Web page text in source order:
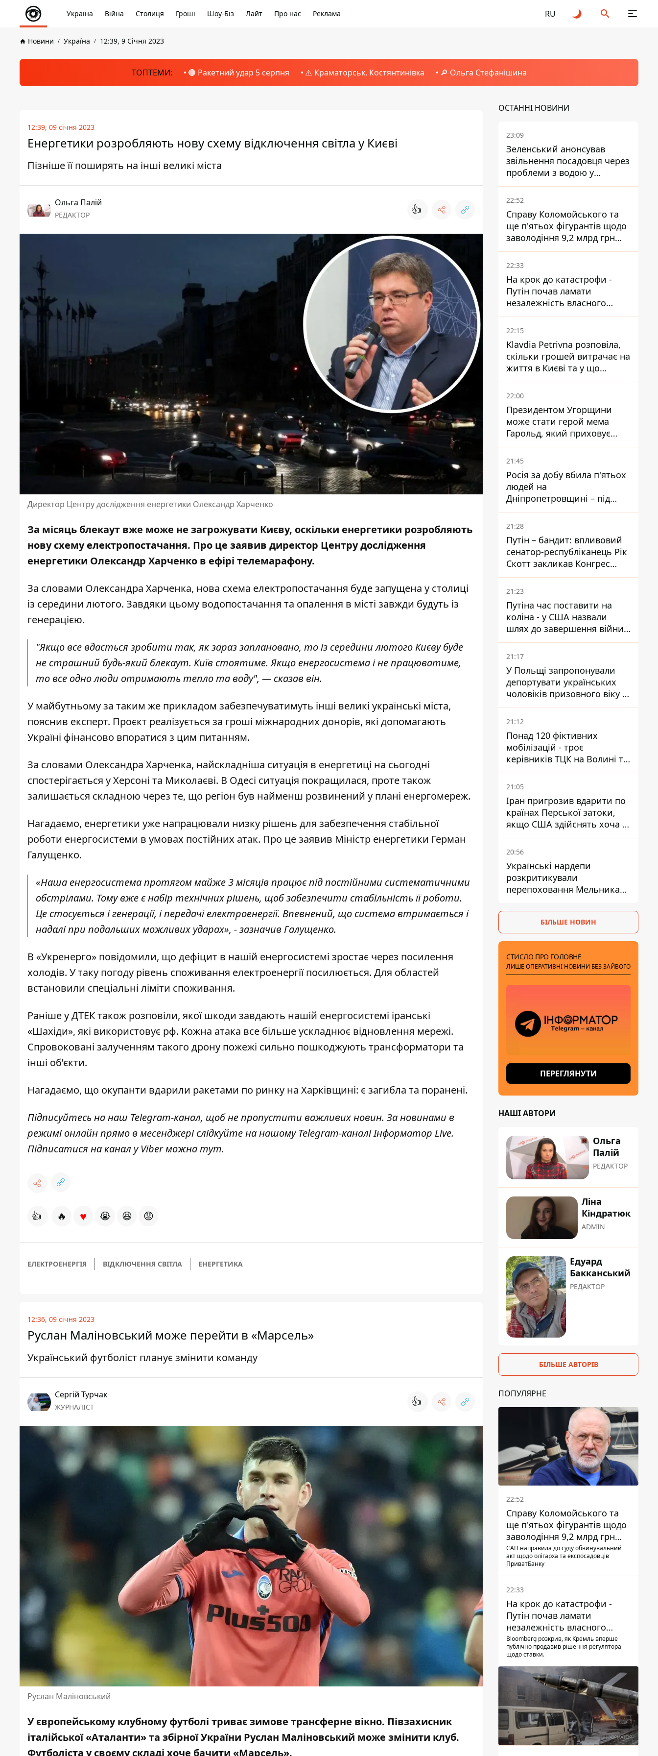
Україна Війна Столиця Гроші Шоу-Біз Лайт Про нас Реклама RU
Новини Україна 12:39, 9 Січня 2023
ТОПТЕМИ: 🔴 Ракетний удар 5 серпня ⚠️ Краматорськ, Костянтинівка 🔎 Ольга Стефанішина
12:39, 09 січня 2023
Енергетики розробляють нову схему відключення світла у Києві
Пізніше її поширять на інші великі міста
Ольга Палій
РЕДАКТОР 👍
Директор Центру дослідження енергетики Олександр Харченко
За місяць блекаут вже може не загрожувати Києву, оскільки енергетики розробляють
новусхему електропостачання. Про це заявив директор Центру дослідження
енергетики Олександр Харченко в ефірі телемарафону.
За словами Олександра Харченка, нова схема електропостачання буде запущена у столиці
із середини лютого. Завдяки цьому водопостачання та опалення в місті завжди будуть із
генерацією.
"Якщо все вдасться зробити так, як зараз заплановано, то із середини лютого Києву буде
не страшний будь-який блекаут. Київ стоятиме. Якщо енергосистема і не працюватиме,
то все одно люди отримають тепло та воду", — сказав він.
У майбутньому за таким же прикладом забезпечуватимуть інші великі українські міста,
пояснив експерт. Проєкт реалізується за гроші міжнародних донорів, які допомагають
Україні фінансово впоратися з цим питанням.
За словами Олександра Харченка, найскладніша ситуація в енергетиці на сьогодні
спостерігається у Херсоні та Миколаєві. В Одесі ситуація покращилася, проте також
залишається складною через те, що регіон був найменш розвинений у плані енергомереж.
Нагадаємо, енергетики уже напрацювали низку рішень для забезпечення стабільної
роботи енергосистеми в умовах постійних атак. Про це заявив Міністр енергетики Герман
Галущенко.
«Наша енергосистема протягом майже 3 місяців працює під постійними систематичними
обстрілами. Тому вже є набір технічних рішень, щоб забезпечити стабільність її роботи.
Це стосується і генерації, і передачі електроенергії. Впевнений, що система втримається і
надалі при подальших можливих ударах», - зазначив Галущенко.
В «Укренерго» повідомили, що дефіцит в нашій енергосистемі зростає через посилення
холодів. У таку погоду рівень споживання електроенергії посилюється. Для областей
встановили спеціальні ліміти споживання.
Ранішеу ДТЕК також розповіли, якої шкоди завдають нашій енергосистемі іранські
«Шахіди», які використовує рф. Кожна атака все більше ускладнює відновлення мережі.
Спровоковані залученням такого дрону пожежі сильно пошкоджують трансформатори та
інші об’єкти.
Нагадаємо, що окупанти вдарили ракетами по ринку на Харківщині: є загибла та поранені.
Підписуйтесь на наш Telegram-канал, щоб не пропустити важливих новин. За новинами в
режимі онлайн прямо в месенджері слідкуйте на нашому Telegram-каналіІнформатор Live.
Підписатися на канал у Viber можнатут.
👍 🔥 ♥ 😭 😆 😡
ЕЛЕКТРОЕНЕРГІЯ ВІДКЛЮЧЕННЯ СВІТЛА ЕНЕРГЕТИКА
12:36, 09 січня 2023
Руслан Маліновський може перейти в «Марсель»
Український футболіст планує змінити команду
Сергій Турчак
ЖУРНАЛІСТ 👍
Руслан Маліновський
У європейському клубному футболі триває зимове трансферне вікно. Півзахисник
італійської «Аталанти»та збірної України Руслан Маліновський може змінити клуб.
Футболіста у своєму складі хоче бачити «Марсель».
ОСТАННІ НОВИНИ
23:09
Зеленський анонсував
звільнення посадовця через
проблеми з водою у
Марганці
22:52
Справу Коломойського та
ще п'ятьох фігурантів щодо
заволодіння 9,2 млрд грн
ПриватБанку скерували до
суду
22:33
На крок до катастрофи -
Путін почав ламати
незалежність власного
Центробанку, змусивши
знизити базову ставку
22:15
Klavdia Petrivna розповіла,
скільки грошей витрачає на
життя в Києві та у що
вкладає мільйони
22:00
Президентом Угорщини
може стати герой мема
Гарольд, який приховує
біль – він очолив народне
голосування
21:45
Росія за добу вбила п'ятьох
людей на
Дніпропетровщині – під
ударами опинилися п'ять
районів області
21:28
Путін – бандит: впливовий
сенатор-республіканець Рік
Скотт закликав Конгрес
притягнути РФ до
відповідальності за війну в
Україні
21:23
Путіна час поставити на
коліна - у США назвали
шлях до завершення війни -
National Security Journal
21:17
У Польщі запропонували
депортувати українських
чоловіків призовного віку -
кого це може торкнутися
21:12
Понад 120 фіктивних
мобілізацій - троє
керівників ТЦК на Волині та
Буковині отримали підозри
за фейкові звіти
21:05
Іран пригрозив вдарити по
країнах Перської затоки,
якщо США здійснять хоча б
одну атаку - Reuters
20:56
Українські нардепи
розкритикували
перепоховання Мельника
ізоляції
БІЛЬШЕ НОВИН
СТИСЛО ПРО ГОЛОВНЕ
ЛИШЕ ОПЕРАТИВНІ НОВИНИ БЕЗ ЗАЙВОГО
ПЕРЕГЛЯНУТИ
НАШІ АВТОРИ
Ольга
Палій
РЕДАКТОР
Ліна
Кіндратюк
ADMIN
Едуард
Бакканський
РЕДАКТОР
БІЛЬШЕ АВТОРІВ
ПОПУЛЯРНЕ
22:52
Справу Коломойського та
ще п'ятьох фігурантів щодо
заволодіння 9,2 млрд грн
ПриватБанку скерували до
суду
САП направила до суду обвинувальний
акт щодо олігарха та експосадовців
ПриватБанку
22:33
На крок до катастрофи -
Путін почав ламати
незалежність власного
Центробанку, змусивши
знизити базову ставку
Bloomberg розкрив, як Кремль вперше
публічно продавив рішення регулятора
щодо ставки.